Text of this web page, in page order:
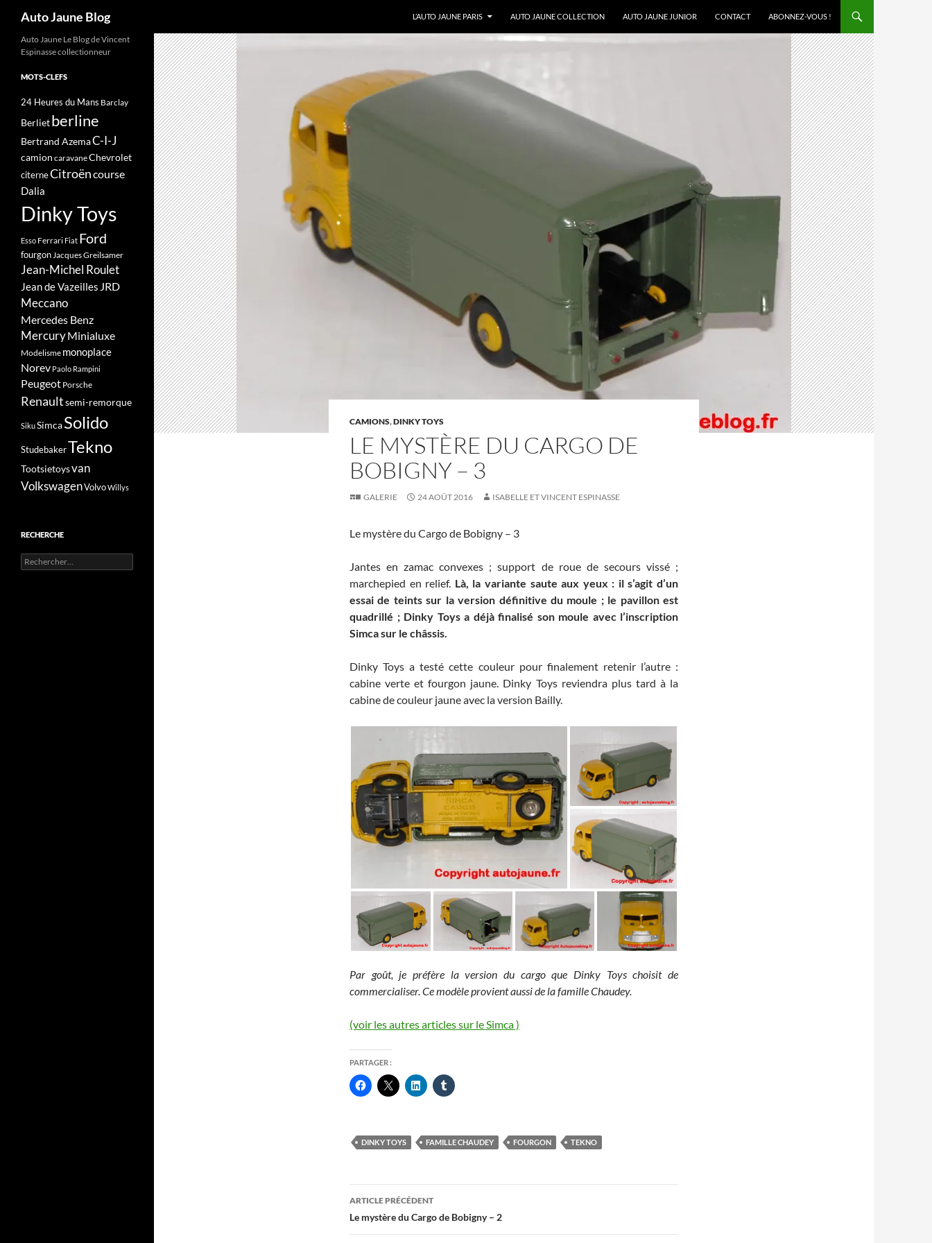
Auto Jaune Blog
L’AUTO JAUNE PARIS
AUTO JAUNE COLLECTION AUTO JAUNE JUNIOR CONTACT ABONNEZ-VOUS !
CAMIONS,DINKY TOYS
LE MYSTÈRE DU CARGO DE
BOBIGNY – 3
GALERIE 24 AOÛT 2016 ISABELLE ET VINCENT ESPINASSE
Le mystère du Cargo de Bobigny – 3
Jantes en zamac convexes ; support de roue de secours vissé ;
marchepied en relief. Là, la variante saute aux yeux : il s’agit d’un
essai de teints sur la version définitive du moule ; le pavillon est
quadrillé ; Dinky Toys a déjà finalisé son moule avec l’inscription
Simca sur le châssis.
Dinky Toys a testé cette couleur pour finalement retenir l’autre :
cabine verte et fourgon jaune. Dinky Toys reviendra plus tard à la
cabine de couleur jaune avec la version Bailly.
Par goût, je préfère la version du cargo que Dinky Toys choisit de
commercialiser. Ce modèle provient aussi de la famille Chaudey.
(voir les autres articles sur le Simca )
PARTAGER :
DINKY TOYS FAMILLE CHAUDEY FOURGON TEKNO
Navigation
des
ARTICLE PRÉCÉDENT
Le mystère du Cargo de Bobigny – 2
Auto Jaune Le Blog de Vincent
Espinasse collectionneur
MOTS-CLEFS
24 Heures du Mans Barclay
Berlietberline
Bertrand AzemaC-I-J
camion caravaneChevrolet
citerneCitroëncourse
Dalia
Dinky Toys
Esso Ferrari Fiat Ford
fourgonJacques Greilsamer
Jean-Michel Roulet
Jean de Vazeilles JRD
Meccano
Mercedes Benz
MercuryMinialuxe
Modelisme monoplace
Norev Paolo Rampini
Peugeot Porsche
Renaultsemi-remorque
SikuSimcaSolido
StudebakerTekno
Tootsietoysvan
VolkswagenVolvoWillys
RECHERCHE
Rechercher :